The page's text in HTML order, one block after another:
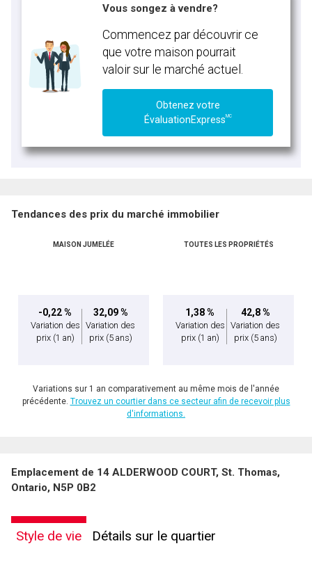
Vous songez à vendre?
Commencez par découvrir ce
que votre maison pourrait
valoir sur le marché actuel.
Obtenez votre
ÉvaluationExpressMC
Tendances des prix du marché immobilier
MAISON JUMELÉE
-0,22 %
Variation des
prix (1 an)
32,09 %
Variation des
prix (5 ans)
TOUTES LES PROPRIÉTÉS
1,38 %
Variation des
prix (1 an)
42,8 %
Variation des
prix (5 ans)
Variations sur 1 an comparativement au même mois de l'année
précédente. Trouvez un courtier dans ce secteur afin de recevoir plus
d'informations.
Emplacement de 14 ALDERWOOD COURT, St. Thomas,
Ontario, N5P 0B2
Style de vie Détails sur le quartier